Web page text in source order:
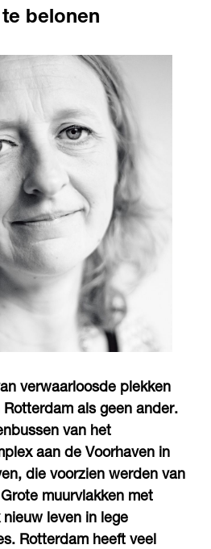
belonen
verwaarloosde plekken
als geen ander.
van het
aan de Voorhaven in
die voorzien werden van
muurvlakken met
leven in lege
Rotterdam heeft veel